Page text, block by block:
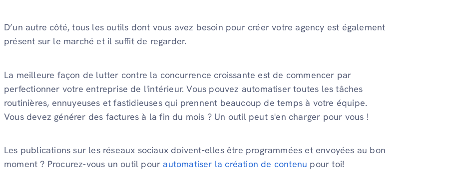
D’un autre côté, tous les outils dont vous avez besoin pour créer votre agency est également
présent sur le marché et il suffit de regarder.
La meilleure façon de lutter contre la concurrence croissante est de commencer par
perfectionner votre entreprise de l'intérieur. Vous pouvez automatiser toutes les tâches
routinières, ennuyeuses et fastidieuses qui prennent beaucoup de temps à votre équipe.
Vous devez générer des factures à la fin du mois ? Un outil peut s'en charger pour vous !
Les publications sur les réseaux sociaux doivent-elles être programmées et envoyées au bon
moment ? Procurez-vous un outil pour automatiser la création de contenu pour toi!